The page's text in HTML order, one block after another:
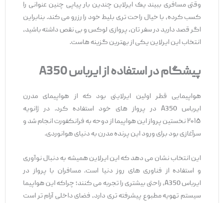
وقتی مسافری ببیند یک ایرلاین چندین بار پیاپی چنین عنوانی را
کسب کرده، با خیال راحت ‌تری بلیط خود را رزرو می ‌کند. بنابراین
اگر قصد دارید در سفر تان، پروازی لوکس و بی ‌نقص داشته باشید،
انتخاب این ایرلاین یکی از بهترین گزینه‌ هاست.
پیشگام در استفاده از ایرباسA350
هواپیمایی قطر اولین ایرلاینی بود که از هواپیمای مدرن
ایرباس A350 در پرواز های خود استفاده کرد. در ژانویه
۲۰۱۵ نخستین پرواز این هواپیما از دوحه به فرانکفورت انجام شد و
سرآغازی بود برای ورود این پرنده مدرن به دنیای هوانوردی.
این انتخاب نشان می ‌دهد که این ایرلاین همیشه به دنبال نوآوری
و استفاده از فناوری ‌های روز دنیا است. مسافران با پرواز در
ایرباس A350، راحتی بیشتری را تجربه می‌ کنند؛ چراکه این هواپیما
سیستم تهویه مطبوع پیشرفته‌ تری دارد، فضای داخلی آرام‌ تر است